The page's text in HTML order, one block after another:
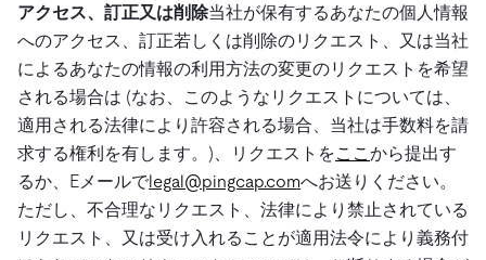
アクセス、訂正又は削除当社が保有するあなたの個人情報
へのアクセス、訂正若しくは削除のリクエスト、又は当社
によるあなたの情報の利用方法の変更のリクエストを希望
される場合は (なお、このようなリクエストについては、
適用される法律により許容される場合、当社は手数料を請
求する権利を有します。)、リクエストをここ から提出す
るか、Eメールでlegal@pingcap.comへお送りください。
ただし、不合理なリクエスト、法律により禁止されている
リクエスト、又は受け入れることが適用法令により義務付